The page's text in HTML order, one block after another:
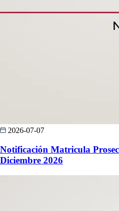
2026-07-07
Notificación Matricula
Diciembre 2026